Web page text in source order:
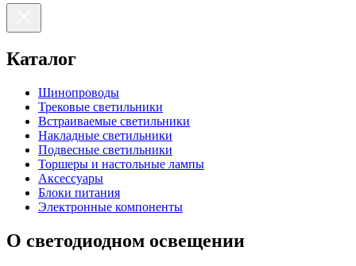
Каталог
Шинопроводы
Трековые светильники
Встраиваемые светильники
Накладные светильники
Подвесные светильники
Торшеры и настольные лампы
Аксессуары
Блоки питания
Электронные компоненты
О светодиодном освещении